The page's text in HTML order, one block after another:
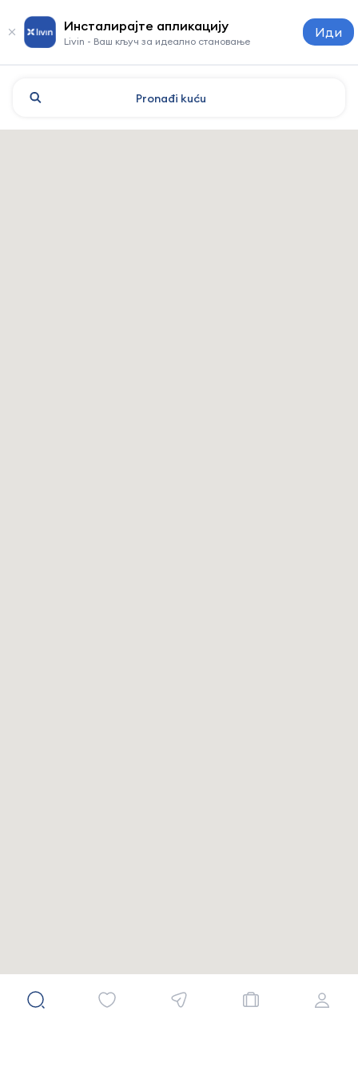
Инсталирајте апликацију
Livin - Ваш кључ за идеално становање
Иди
Pronađi kuću
Kazan: hoteli i smeštaj